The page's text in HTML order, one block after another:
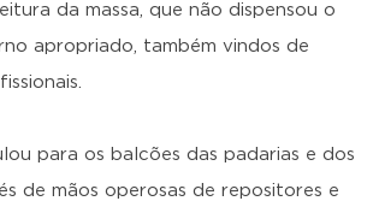
da massa, que não dispensou o
apropriado, também vindos de
para os balcões das padarias e dos
de mãos operosas de repositores e